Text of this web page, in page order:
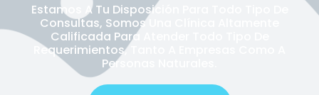
Estamos A Tu Disposición Para Todo Tipo De
Consultas, Somos Una Clínica Altamente
Calificada Para Atender Todo Tipo De
Requerimientos, Tanto A Empresas Como A
Personas Naturales.